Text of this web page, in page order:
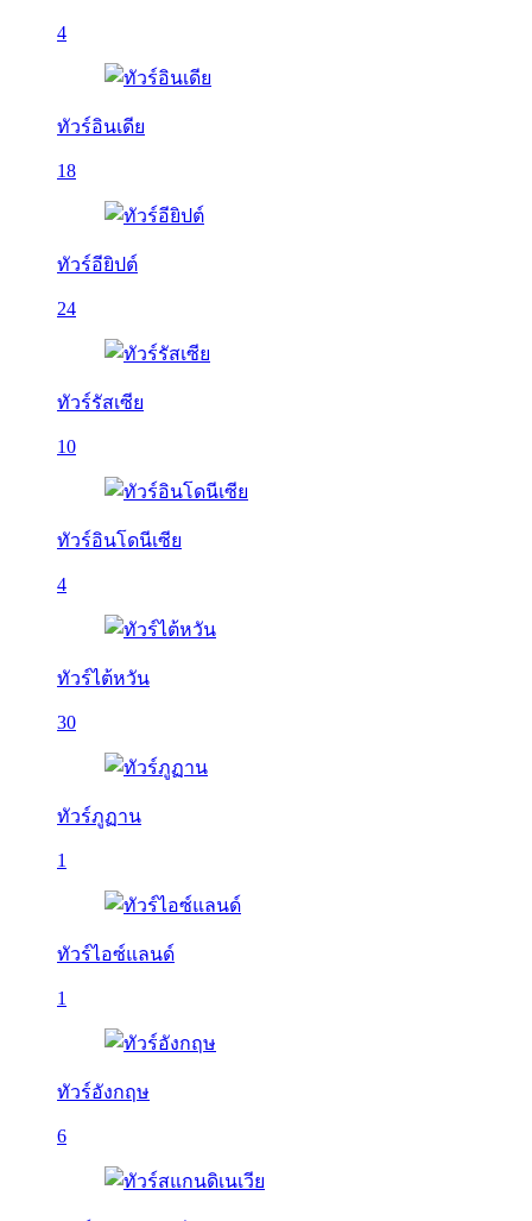
4
ทัวร์อินเดีย
18
ทัวร์อียิปต์
24
ทัวร์รัสเซีย
10
ทัวร์อินโดนีเซีย
4
ทัวร์ไต้หวัน
30
ทัวร์ภูฏาน
1
ทัวร์ไอซ์แลนด์
1
ทัวร์อังกฤษ
6